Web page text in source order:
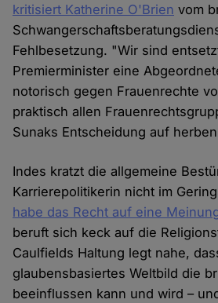
kritisiert Katherine O'Brien vom
Fehlbesetzung. "Wir sind
Premierminister eine
notorisch gegen Frauenrechte
praktisch allen
Sunaks Entscheidung auf
Indes kratzt die allgemeine
Karrierepolitikerin nicht im
habe das Recht auf eine
beruft sich keck auf die
Caulfields Haltung legt nahe,
glaubensbasiertes Weltbild die
beeinflussen kann und wird –